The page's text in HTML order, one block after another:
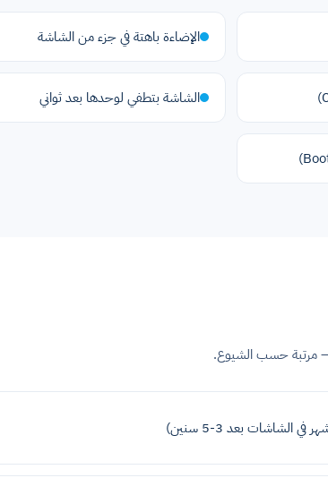
الإضاءة باهتة في جزء من الشاشة
الشاشة بتطفي لوحدها بعد ثواني